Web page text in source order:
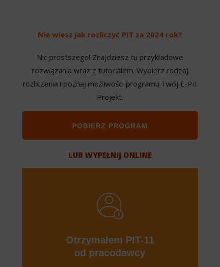
Nie wiesz jak rozliczyć PIT za 2024 rok?
Nic prostszego! Znajdziesz tu przykładowe
rozwiązania wraz z tutorialem. Wybierz rodzaj
rozliczenia i poznaj możliwości programu Twój E-Pit
Projekt.
POBIERZ PROGRAM
LUB WYPEŁNIJ ONLINE
Otrzymałem PIT-11
od pracodawcy